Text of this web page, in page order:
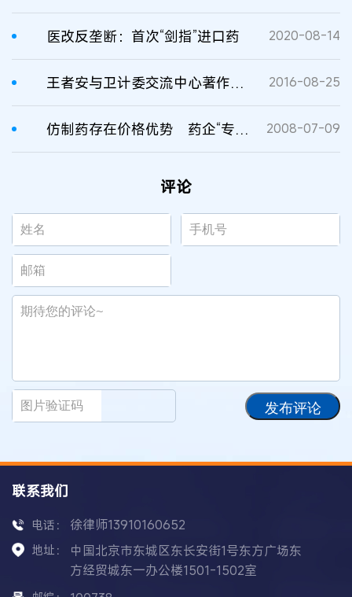
医改反垄断：首次“剑指”进口药 2020-08-14
王者安与卫计委交流中心著作权权属纠纷一案判决书 2016-08-25
仿制药存在价格优势 药企“专利门”问题尚难解决 2008-07-09
评论
发布评论
联系我们
电话： 徐律师13910160652
地址：
中国北京市东城区东长安街1号东方广场东
方经贸城东一办公楼1501-1502室